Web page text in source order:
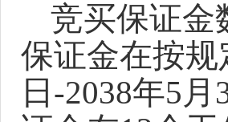
竞买保证金
保证金在按规
日-2038年5月